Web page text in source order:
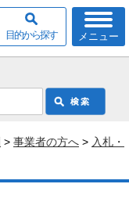
メニュー
目的から探す
> 事業者の方へ > 入札・